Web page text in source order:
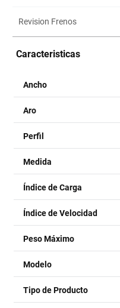
Revision Frenos
Caracteristicas
Ancho
Aro
Perfil
Medida
Índice de Carga
Índice de Velocidad
Peso Máximo
Modelo
Tipo de Producto